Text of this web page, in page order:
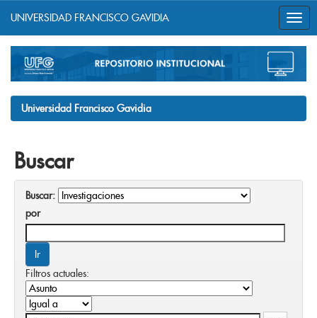
navigation
UNIVERSIDAD FRANCISCO GAVIDIA
Universidad Francisco Gavidia
Buscar
Buscar:
por
Filtros actuales: